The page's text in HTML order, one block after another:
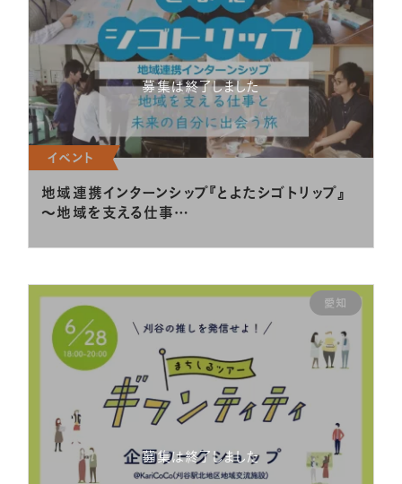
募集は終了しました
イベント
地域連携インターンシップ『とよたシゴトリップ』
～地域を支える仕事…
愛知
募集は終了しました